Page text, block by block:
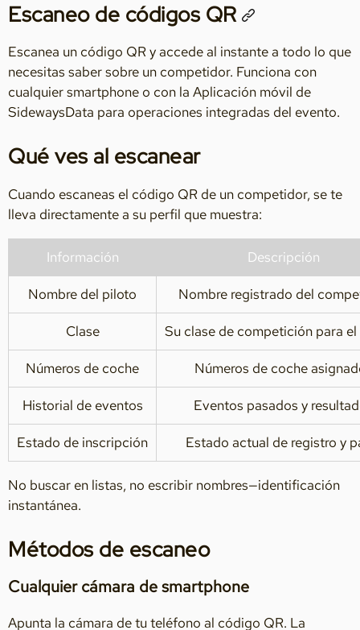
Escaneo de códigos QR
Escanea un código QR y accede al instante a todo lo que
necesitas saber sobre un competidor. Funciona con
cualquier smartphone o con la Aplicación móvil de
SidewaysData para operaciones integradas del evento.
Qué ves al escanear
Cuando escaneas el código QR de un competidor, se te
lleva directamente a su perfil que muestra:
Información Descripción
Nombre del piloto Nombre registrado del
Clase Su clase de competición para
Números de coche Números de coche
Historial de eventos Eventos pasados y
Estado de inscripción Estado actual de registro y
No buscar en listas, no escribir nombres—identificación
instantánea.
Métodos de escaneo
Cualquier cámara de smartphone
Apunta la cámara de tu teléfono al código QR. La